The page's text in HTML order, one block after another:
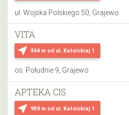
ul. Wojska Polskiego 50, Grajewo
near_me 864 m od ul. Katoickiej 1
VITA
os. Południe 9, Grajewo
near_me 989 m od ul. Katoickiej 1
APTEKA CIS